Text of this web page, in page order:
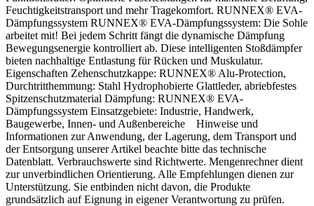
Feuchtigkeitstransport und mehr Tragekomfort. RUNNEX® EVA-
Dämpfungssystem RUNNEX® EVA-Dämpfungssystem: Die Sohle
arbeitet mit! Bei jedem Schritt fängt die dynamische Dämpfung
Bewegungsenergie kontrolliert ab. Diese intelligenten Stoßdämpfer
bieten nachhaltige Entlastung für Rücken und Muskulatur.
Eigenschaften Zehenschutzkappe: RUNNEX® Alu-Protection,
Durchtritthemmung: Stahl Hydrophobierte Glattleder, abriebfestes
Spitzenschutzmaterial Dämpfung: RUNNEX® EVA-
Dämpfungssystem Einsatzgebiete: Industrie, Handwerk,
Baugewerbe, Innen- und Außenbereiche Hinweise und
Informationen zur Anwendung, der Lagerung, dem Transport und
der Entsorgung unserer Artikel beachte bitte das technische
Datenblatt. Verbrauchswerte sind Richtwerte. Mengenrechner dient
zur unverbindlichen Orientierung. Alle Empfehlungen dienen zur
Unterstützung. Sie entbinden nicht davon, die Produkte
grundsätzlich auf Eignung in eigener Verantwortung zu prüfen.